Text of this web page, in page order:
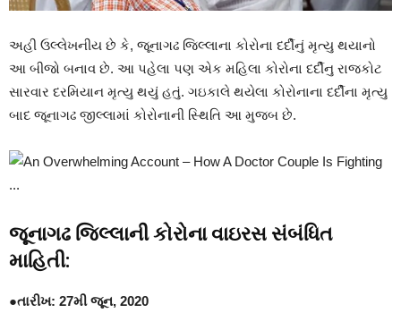
અહી ઉલ્લેખનીય છે કે, જૂનાગઢ જિલ્લાના કોરોના દર્દીનું મૃત્યુ થયાનો
આ બીજો બનાવ છે. આ પહેલા પણ એક મહિલા કોરોના દર્દીનુ રાજકોટ
સારવાર દરમિયાન મૃત્યુ થયું હતું. ગઇકાલે થયેલા કોરોનાના દર્દીના મૃત્યુ
બાદ જૂનાગઢ જીલ્લામાં કોરોનાની સ્થિતિ આ મુજબ છે.
જૂનાગઢ જિલ્લાની કોરોના વાઇરસ સંબંધિત
માહિતી:
●તારીખ: 27મી જૂન, 2020